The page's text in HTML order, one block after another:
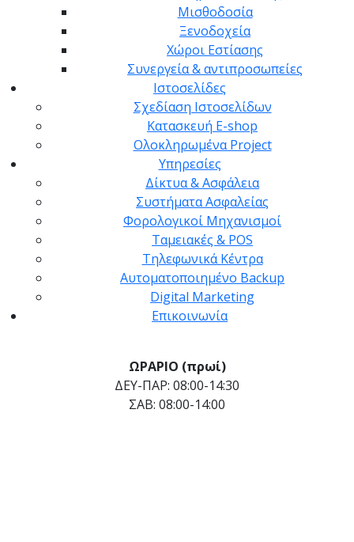
Μισθοδοσία
Ξενοδοχεία
Χώροι Εστίασης
Συνεργεία & αντιπροσωπείες
Ιστοσελίδες
Σχεδίαση Ιστοσελίδων
Κατασκευή E-shop
Ολοκληρωμένα Project
Υπηρεσίες
Δίκτυα & Ασφάλεια
Συστήματα Ασφαλείας
Φορολογικοί Μηχανισμοί
Ταμειακές & POS
Τηλεφωνικά Κέντρα
Αυτοματοποιημένο Backup
Digital Marketing
Επικοινωνία
ΩΡΑΡΙΟ (πρωί)
ΔΕΥ-ΠΑΡ: 08:00-14:30
ΣΑΒ: 08:00-14:00